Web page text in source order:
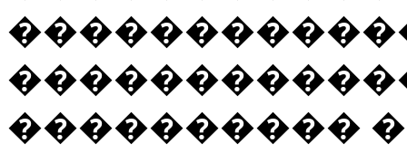
����������